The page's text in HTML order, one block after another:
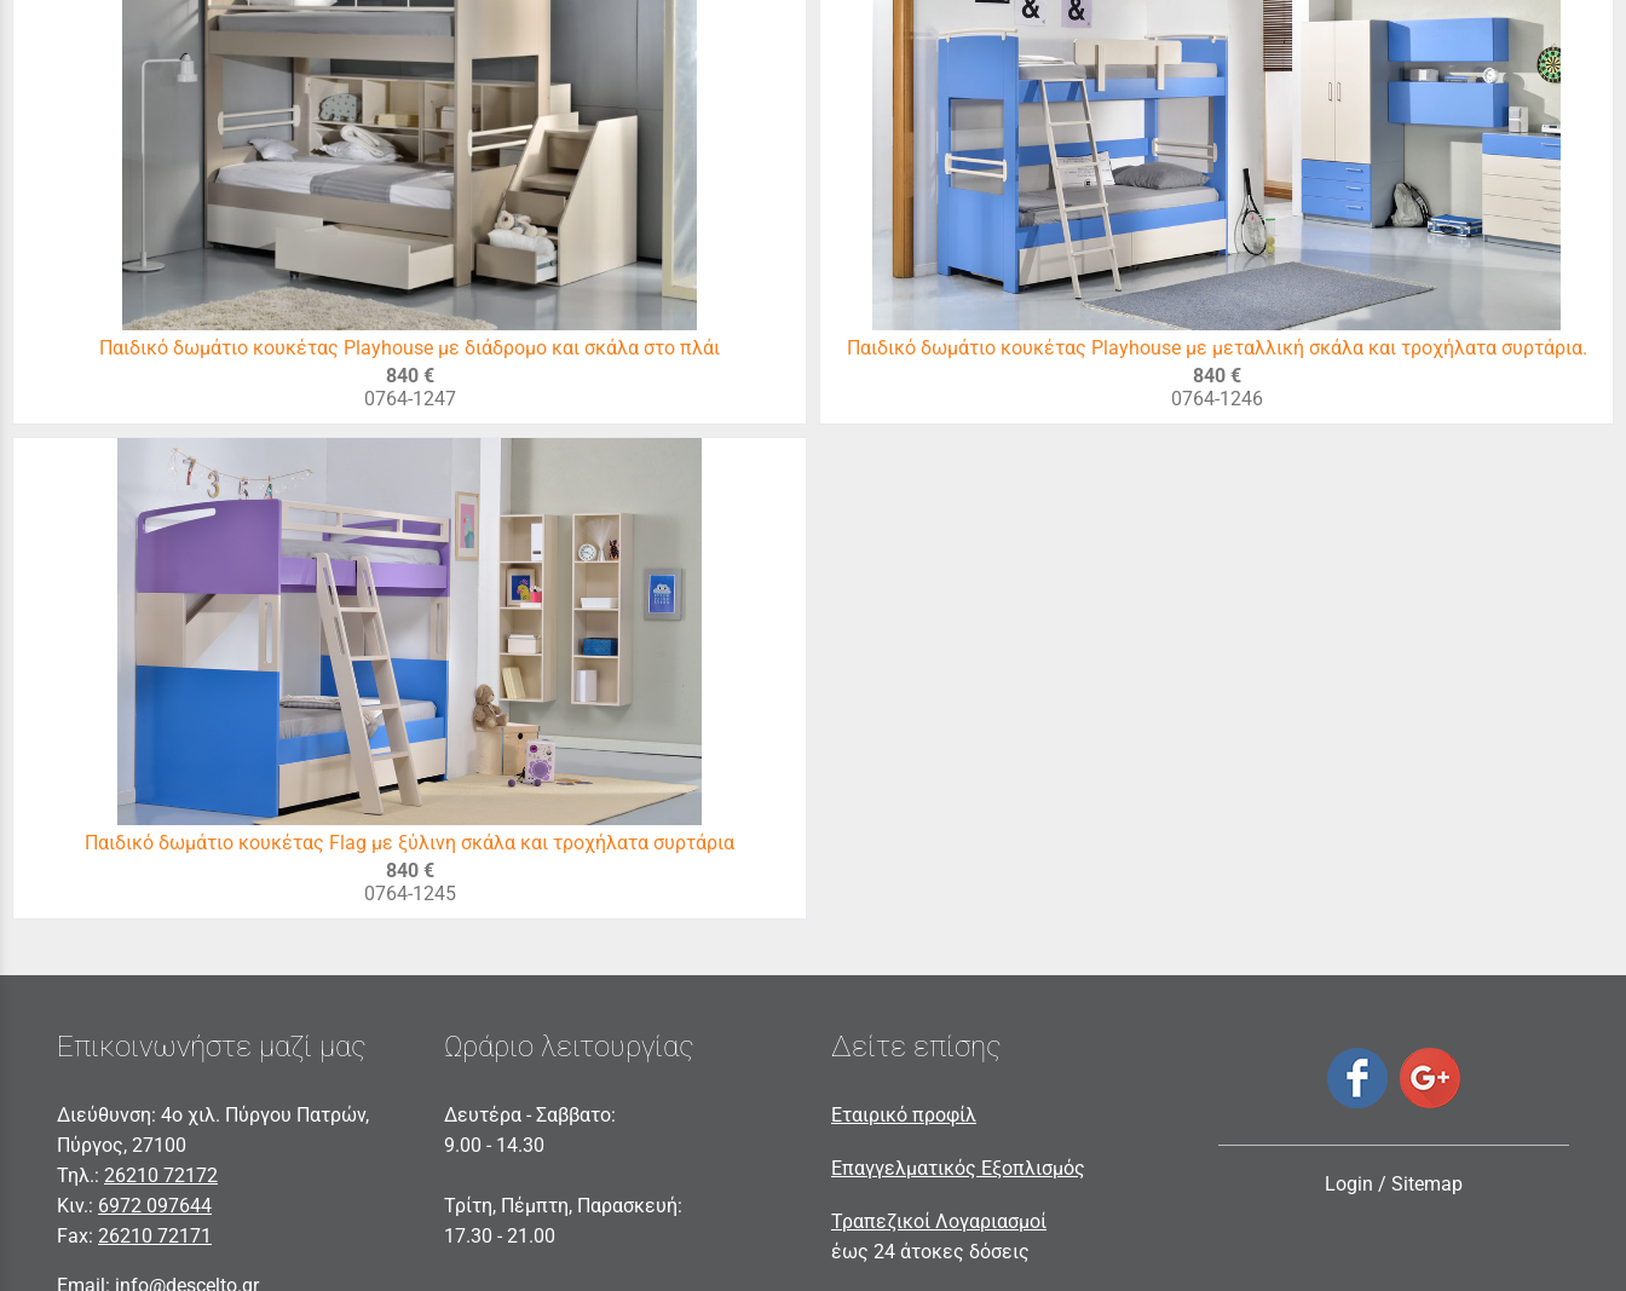
Παιδικό δωμάτιο κουκέτας Playhouse με διάδρομο και σκάλα στο πλάι
840 €
0764-1247
Παιδικό δωμάτιο κουκέτας Playhouse με μεταλλική σκάλα και τροχήλατα συρτάρια.
840 €
0764-1246
Παιδικό δωμάτιο κουκέτας Flag με ξύλινη σκάλα και τροχήλατα συρτάρια
840 €
0764-1245
Επικοινωνήστε μαζί μας
Διεύθυνση: 4ο χιλ. Πύργου Πατρών,
Πύργος, 27100
Τηλ.: 26210 72172
Κιν.: 6972 097644
Fax: 26210 72171
Email: info@descelto.gr
Ωράριο λειτουργίας
Δευτέρα - Σαββατο:
9.00 - 14.30
Τρίτη, Πέμπτη, Παρασκευή:
17.30 - 21.00
Δείτε επίσης
Εταιρικό προφίλ
Επαγγελματικός Εξοπλισμός
Τραπεζικοί Λογαριασμοί
έως 24 άτοκες δόσεις
Login / Sitemap